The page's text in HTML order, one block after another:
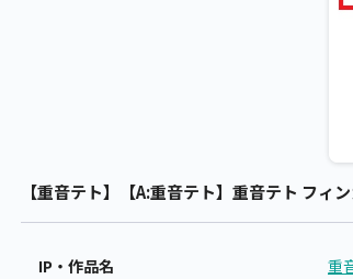
【重音テト】【A:重音テト】重音テト フィ
IP・作品名 重